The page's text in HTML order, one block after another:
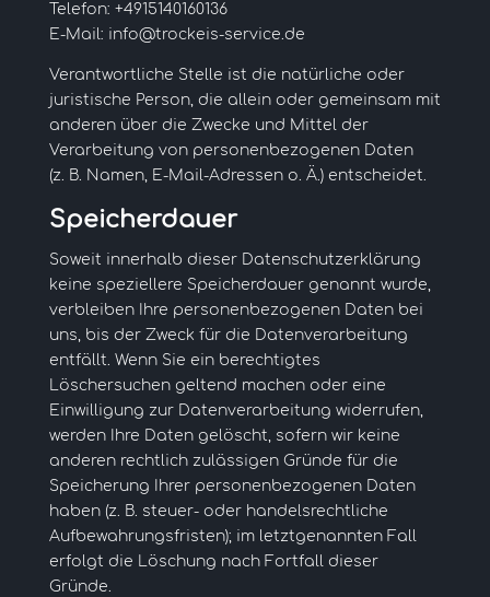
Telefon: +4915140160136
E-Mail: info@trockeis-service.de
Verantwortliche Stelle ist die natürliche oder
juristische Person, die allein oder gemeinsam mit
anderen über die Zwecke und Mittel der
Verarbeitung von personenbezogenen Daten
(z. B. Namen, E-Mail-Adressen o. Ä.) entscheidet.
Speicherdauer
Soweit innerhalb dieser Datenschutzerklärung
keine speziellere Speicherdauer genannt wurde,
verbleiben Ihre personenbezogenen Daten bei
uns, bis der Zweck für die Datenverarbeitung
entfällt. Wenn Sie ein berechtigtes
Löschersuchen geltend machen oder eine
Einwilligung zur Datenverarbeitung widerrufen,
werden Ihre Daten gelöscht, sofern wir keine
anderen rechtlich zulässigen Gründe für die
Speicherung Ihrer personenbezogenen Daten
haben (z. B. steuer- oder handelsrechtliche
Aufbewahrungsfristen); im letztgenannten Fall
erfolgt die Löschung nach Fortfall dieser
Gründe.